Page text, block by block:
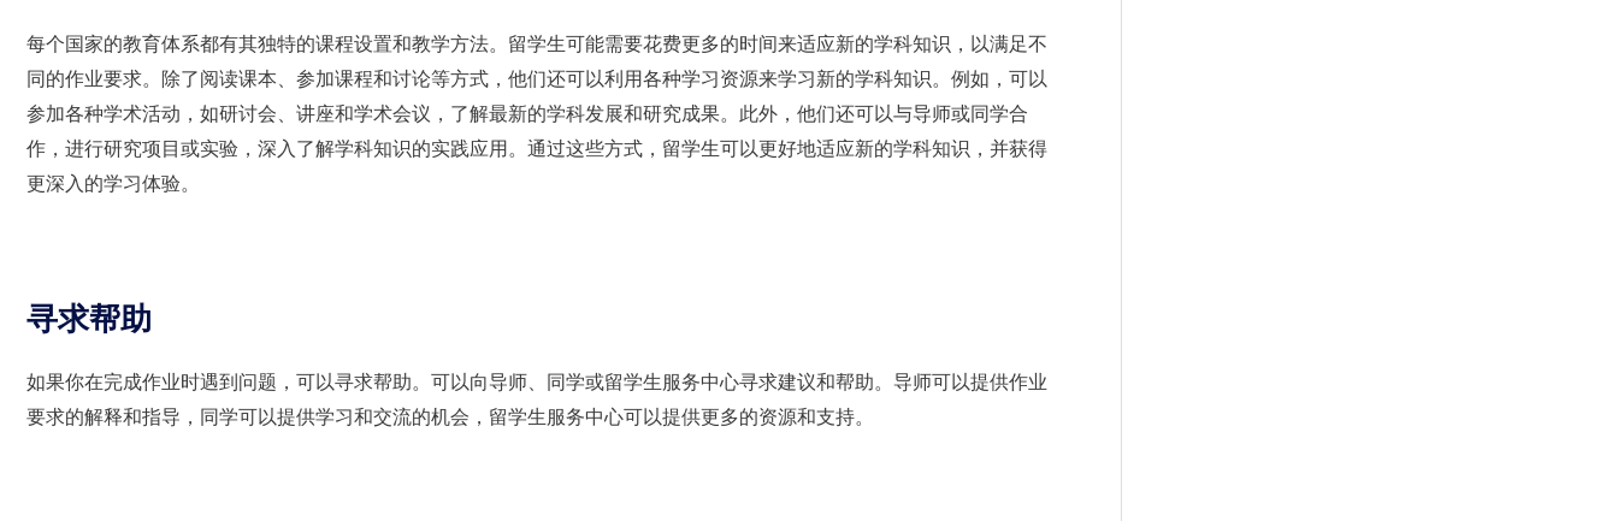
每个国家的教育体系都有其独特的课程设置和教学方法。留学生可能需要花费更多的时间来适应新的学科知识，以满足不
同的作业要求。除了阅读课本、参加课程和讨论等方式，他们还可以利用各种学习资源来学习新的学科知识。例如，可以
参加各种学术活动，如研讨会、讲座和学术会议，了解最新的学科发展和研究成果。此外，他们还可以与导师或同学合
作，进行研究项目或实验，深入了解学科知识的实践应用。通过这些方式，留学生可以更好地适应新的学科知识，并获得
更深入的学习体验。
寻求帮助
如果你在完成作业时遇到问题，可以寻求帮助。可以向导师、同学或留学生服务中心寻求建议和帮助。导师可以提供作业
要求的解释和指导，同学可以提供学习和交流的机会，留学生服务中心可以提供更多的资源和支持。